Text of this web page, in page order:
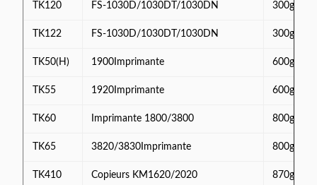
TK120 FS-1030D/1030DT/1030DN 300g
TK122 FS-1030D/1030DT/1030DN 300g
TK50(H) 1900Imprimante 600g
TK55 1920Imprimante 600g
TK60 Imprimante 1800/3800 800g
TK65 3820/3830Imprimante 800g
TK410 Copieurs KM1620/2020 870g